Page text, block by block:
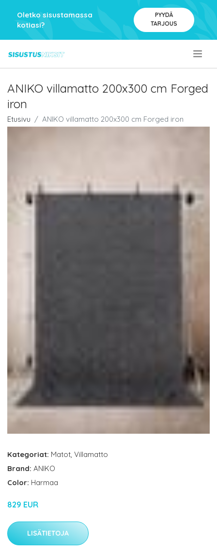
Oletko sisustamassa
kotiasi?
PYYDÄ
TARJOUS
ANIKO villamatto 200x300 cm Forged
iron
Etusivu ANIKO villamatto 200x300 cm Forged iron
Kategoriat: Matot, Villamatto
Brand: ANIKO
Color: Harmaa
829 EUR
LISÄTIETOJA